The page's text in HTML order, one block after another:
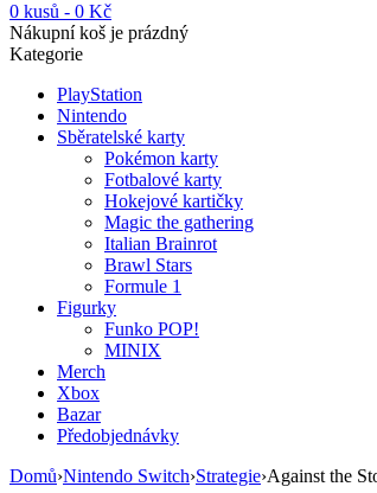
0 kusů - 0 Kč
Nákupní koš je prázdný
Kategorie
PlayStation
Nintendo
Sběratelské karty
Pokémon karty
Fotbalové karty
Hokejové kartičky
Magic the gathering
Italian Brainrot
Brawl Stars
Formule 1
Figurky
Funko POP!
MINIX
Merch
Xbox
Bazar
Předobjednávky
Domů›Nintendo Switch›Strategie›Against the